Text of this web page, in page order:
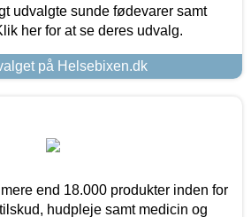
udvalgte sunde fødevarer samt
her for at se deres udvalg.
på Helsebixen.dk
end 18.000 produkter inden for
hudpleje samt medicin og